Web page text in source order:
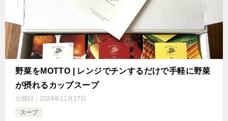
野菜をMOTTO | レンジでチンするだけで手軽に野菜
が摂れるカップスープ
公開日： 2024年11月27日
スープ